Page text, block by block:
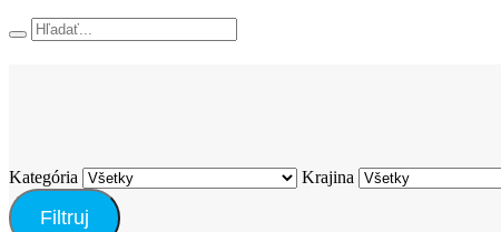
Hľadať
Kategória
Krajina
Filtruj